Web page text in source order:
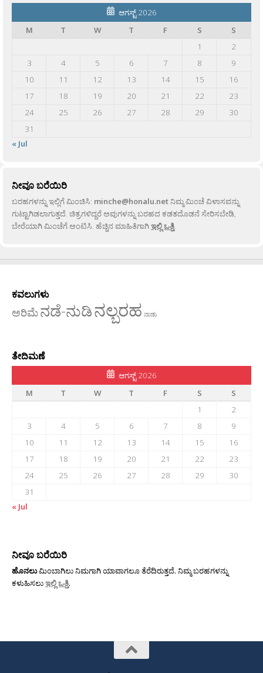
ಆಗಸ್ಟ್ 2026
M
T W T F S
S
1
2
3
4 5 6 7 8
9
10
11 12 13 14 15
16
17
18 19 20 21 22
23
24
25 26 27 28 29
30
31
« Jul
ನೀವೂ ಬರೆಯಿರಿ
ಬರಹಗಳನ್ನು ಇಲ್ಲಿಗೆ ಮಿಂಚಿಸಿ: minche@honalu.netನಿಮ್ಮ ಮಿಂಚೆ ವಿಳಾಸವನ್ನು
ಗುಟ್ಟಾಗಿಡಲಾಗುತ್ತದೆ. ಚಿತ್ರಗಳಿದ್ದರೆ ಅವುಗಳನ್ನು ಬರಹದ ಕಡತದೊಡನೆ ಸೇರಿಸಬೇಡಿ,
ಬೇರೆಯಾಗಿ ಮಿಂಚೆಗೆ ಅಂಟಿಸಿ. ಹೆಚ್ಚಿನ ಮಾಹಿತಿಗಾಗಿಇಲ್ಲಿ ಒತ್ತಿ
ಕವಲುಗಳು
ಅರಿಮೆನಡೆ-ನುಡಿನಲ್ಬರಹ ನಾಡು
ತೇದಿಮಣೆ
ಆಗಸ್ಟ್ 2026
M
T W T F S
S
1
2
3
4 5 6 7 8
9
10
11 12 13 14 15
16
17
18 19 20 21 22
23
24
25 26 27 28 29
30
31
« Jul
ನೀವೂ ಬರೆಯಿರಿ
ಹೊನಲುಮಿಂಬಾಗಿಲು ನಿಮಗಾಗಿ ಯಾವಾಗಲೂ ತೆರೆದಿರುತ್ತದೆ. ನಿಮ್ಮ ಬರಹಗಳನ್ನು
ಕಳುಹಿಸಲುಇಲ್ಲಿ ಒತ್ತಿ.